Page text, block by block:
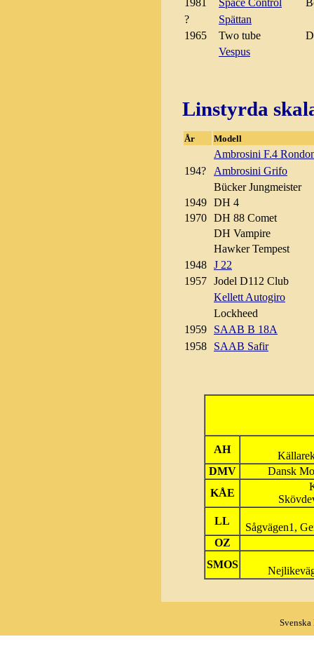
1981 Space Control
?
Spättan
1965
Two tube
Vespus
Linstyrda
År Modell
Ambrosini F.4
194?
Ambrosini Grifo
Bücker Jungmeister
1949 DH 4
1970 DH 88 Comet
DH Vampire
Hawker Tempest
1948 J 22
1957 Jodel D112 Club
Kellett Autogiro
Lockheed
1959
SAAB B 18A
1958
SAAB Safir
AH
DMV
Dansk
KÅE
LL
Sågvägen1,
OZ
SMOS